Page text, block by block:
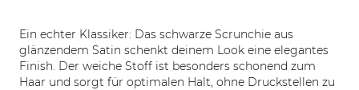
Ein echter Klassiker: Das schwarze Scrunchie aus
glänzendem Satin schenkt deinem Look eine elegantes
Finish. Der weiche Stoff ist besonders schonend zum
Haar und sorgt für optimalen Halt, ohne Druckstellen zu